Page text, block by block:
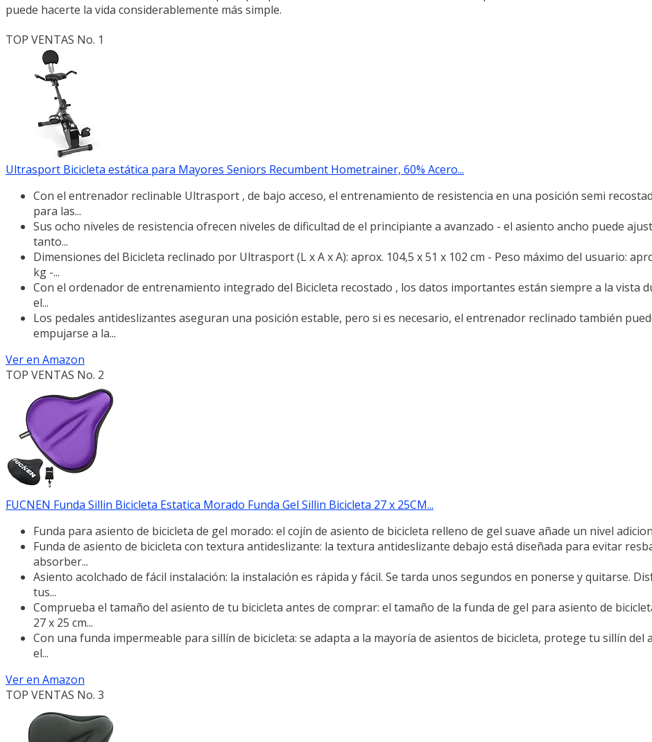
puede hacerte la vida considerablemente más simple.
TOP VENTAS No. 1
Ultrasport Bicicleta estática para Mayores Seniors Recumbent Hometrainer, 60% Acero...
Con el entrenador reclinable Ultrasport , de bajo acceso, el entrenamiento de resistencia en una posición semi
para las...
Sus ocho niveles de resistencia ofrecen niveles de dificultad de el principiante a avanzado - el asiento ancho puede
tanto...
Dimensiones del Bicicleta reclinado por Ultrasport (L x A x A): aprox. 104,5 x 51 x 102 cm - Peso máximo del usuario:
kg -...
Con el ordenador de entrenamiento integrado del Bicicleta recostado , los datos importantes están siempre a la vista
el...
Los pedales antideslizantes aseguran una posición estable, pero si es necesario, el entrenador reclinado también
empujarse a la...
Ver en Amazon
TOP VENTAS No. 2
FUCNEN Funda Sillin Bicicleta Estatica Morado Funda Gel Sillin Bicicleta 27 x 25CM...
Funda para asiento de bicicleta de gel morado: el cojín de asiento de bicicleta relleno de gel suave añade un nivel
Funda de asiento de bicicleta con textura antideslizante: la textura antideslizante debajo está diseñada para evitar
absorber...
Asiento acolchado de fácil instalación: la instalación es rápida y fácil. Se tarda unos segundos en ponerse y quitarse.
tus...
Comprueba el tamaño del asiento de tu bicicleta antes de comprar: el tamaño de la funda de gel para asiento de
27 x 25 cm...
Con una funda impermeable para sillín de bicicleta: se adapta a la mayoría de asientos de bicicleta, protege tu sillín del
el...
Ver en Amazon
TOP VENTAS No. 3